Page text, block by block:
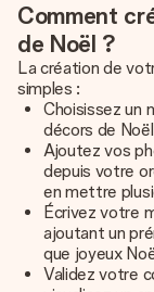
Comment
de Noël ?
La création de
simples :
Choisissez un
décors de
Ajoutez vos
depuis votre
en mettre
Écrivez votre
ajoutant un
que joyeux
Validez votre